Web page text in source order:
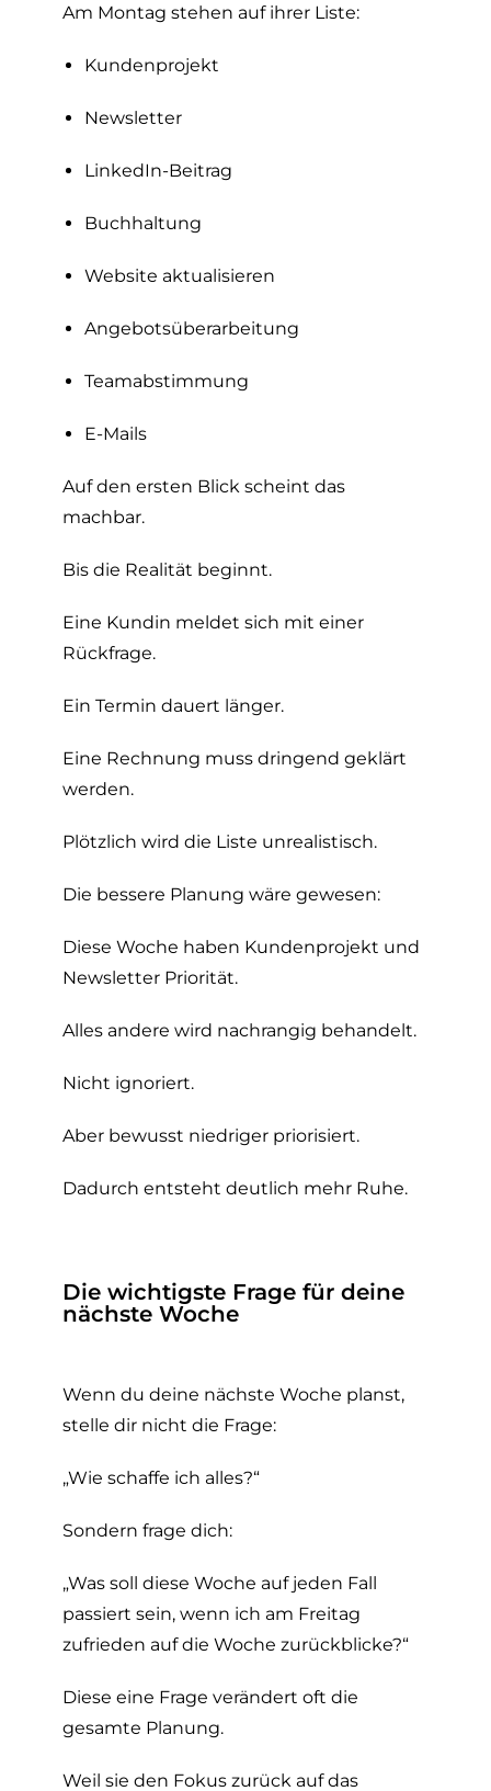
Am Montag stehen auf ihrer Liste:
Kundenprojekt
Newsletter
LinkedIn-Beitrag
Buchhaltung
Website aktualisieren
Angebotsüberarbeitung
Teamabstimmung
E-Mails
Auf den ersten Blick scheint das
machbar.
Bis die Realität beginnt.
Eine Kundin meldet sich mit einer
Rückfrage.
Ein Termin dauert länger.
Eine Rechnung muss dringend geklärt
werden.
Plötzlich wird die Liste unrealistisch.
Die bessere Planung wäre gewesen:
Diese Woche haben Kundenprojekt und
Newsletter Priorität.
Alles andere wird nachrangig behandelt.
Nicht ignoriert.
Aber bewusst niedriger priorisiert.
Dadurch entsteht deutlich mehr Ruhe.
Die wichtigste Frage für deine
nächste Woche
Wenn du deine nächste Woche planst,
stelle dir nicht die Frage:
„Wie schaffe ich alles?“
Sondern frage dich:
„Was soll diese Woche auf jeden Fall
passiert sein, wenn ich am Freitag
zufrieden auf die Woche zurückblicke?“
Diese eine Frage verändert oft die
gesamte Planung.
Weil sie den Fokus zurück auf das